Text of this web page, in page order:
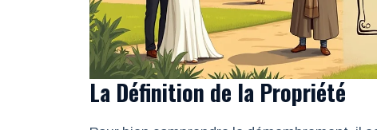
La Définition de la Propriété